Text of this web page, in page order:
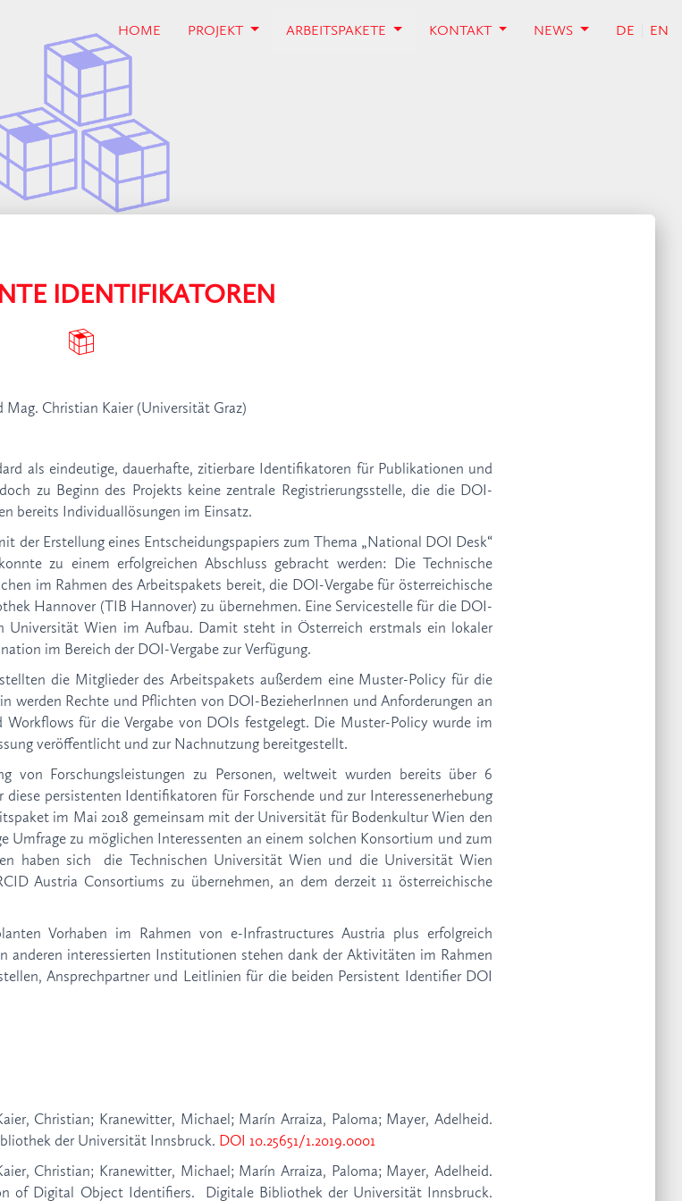
HOME (CURRENT)
PROJEKT ARBEITSPAKETE KONTAKT NEWS DE EN
IDENTIFIKATOREN
Christian Kaier (Universität Graz)
als eindeutige, dauerhafte, zitierbare Identifikatoren für Publikationen und
zu Beginn des Projekts keine zentrale Registrierungsstelle, die die DOI-
bereits Individuallösungen im Einsatz.
der Erstellung eines Entscheidungspapiers zum Thema „National DOI Desk“
zu einem erfolgreichen Abschluss gebracht werden: Die Technische
im Rahmen des Arbeitspakets bereit, die DOI-Vergabe für österreichische
Hannover (TIB Hannover) zu übernehmen. Eine Servicestelle für die DOI-
Universität Wien im Aufbau. Damit steht in Österreich erstmals ein lokaler
im Bereich der DOI-Vergabe zur Verfügung.
die Mitglieder des Arbeitspakets außerdem eine Muster-Policy für die
werden Rechte und Pflichten von DOI-BezieherInnen und Anforderungen an
für die Vergabe von DOIs festgelegt. Die Muster-Policy wurde im
veröffentlicht und zur Nachnutzung bereitgestellt.
von Forschungsleistungen zu Personen, weltweit wurden bereits über 6
persistenten Identifikatoren für Forschende und zur Interessenerhebung
im Mai 2018 gemeinsam mit der Universität für Bodenkultur Wien den
Umfrage zu möglichen Interessenten an einem solchen Konsortium und zum
haben sich die Technischen Universität Wien und die Universität Wien
Austria Consortiums zu übernehmen, an dem derzeit 11 österreichische
Vorhaben im Rahmen von e-Infrastructures Austria plus erfolgreich
anderen interessierten Institutionen stehen dank der Aktivitäten im Rahmen
Ansprechpartner und Leitlinien für die beiden Persistent Identifier DOI
Christian; Kranewitter, Michael; Marín Arraiza, Paloma; Mayer, Adelheid.
der Universität Innsbruck. DOI 10.25651/1.2019.0001
Christian; Kranewitter, Michael; Marín Arraiza, Paloma; Mayer, Adelheid.
of Digital Object Identifiers. Digitale Bibliothek der Universität Innsbruck.